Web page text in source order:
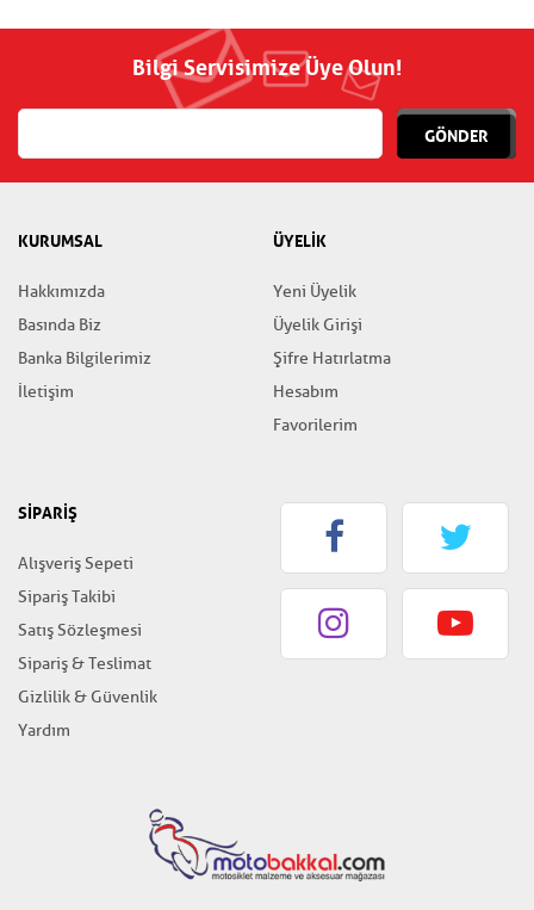
Bilgi Servisimize Üye Olun!
GÖNDER
KURUMSAL
Hakkımızda
Basında Biz
Banka Bilgilerimiz
İletişim
ÜYELİK
Yeni Üyelik
Üyelik Girişi
Şifre Hatırlatma
Hesabım
Favorilerim
SİPARİŞ
Alışveriş Sepeti
Sipariş Takibi
Satış Sözleşmesi
Sipariş & Teslimat
Gizlilik & Güvenlik
Yardım